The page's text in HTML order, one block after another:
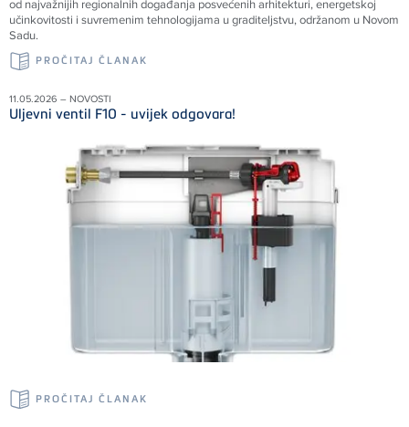
od najvažnijih regionalnih događanja posvećenih arhitekturi, energetskoj
učinkovitosti i suvremenim tehnologijama u graditeljstvu, održanom u Novom
Sadu.
PROČITAJ ČLANAK
11.05.2026 – NOVOSTI
Uljevni ventil F10 - uvijek odgovara!
PROČITAJ ČLANAK